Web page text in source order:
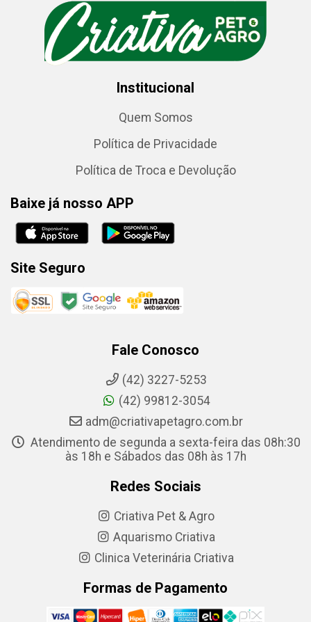
Institucional
Quem Somos
Política de Privacidade
Política de Troca e Devolução
Baixe já nosso APP
Site Seguro
Fale Conosco
(42) 3227-5253
(42) 99812-3054
adm@criativapetagro.com.br
Atendimento de segunda a sexta-feira das 08h:30
às 18h e Sábados das 08h às 17h
Redes Sociais
Criativa Pet & Agro
Aquarismo Criativa
Clinica Veterinária Criativa
Formas de Pagamento